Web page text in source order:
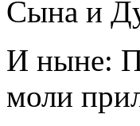
Сына и
И ныне:
моли